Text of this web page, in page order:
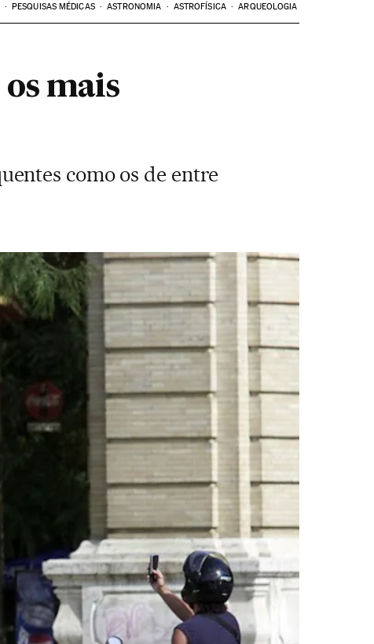
PESQUISAS MÉDICAS ASTRONOMIA ASTROFÍSICA ARQUEOLOGIA
mais
como os de entre